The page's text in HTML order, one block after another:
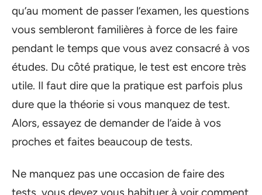
qu’au moment de passer l’examen, les questions
vous sembleront familières à force de les faire
pendant le temps que vous avez consacré à vos
études. Du côté pratique, le test est encore très
utile. Il faut dire que la pratique est parfois plus
dure que la théorie si vous manquez de test.
Alors, essayez de demander de l’aide à vos
proches et faites beaucoup de tests.
Ne manquez pas une occasion de faire des